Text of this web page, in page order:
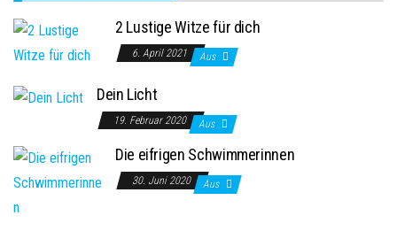
2 Lustige Witze für dich
6. April 2021 Aus
Dein Licht
19. Februar 2020 Aus
Die eifrigen Schwimmerinnen
30. Juni 2020 Aus